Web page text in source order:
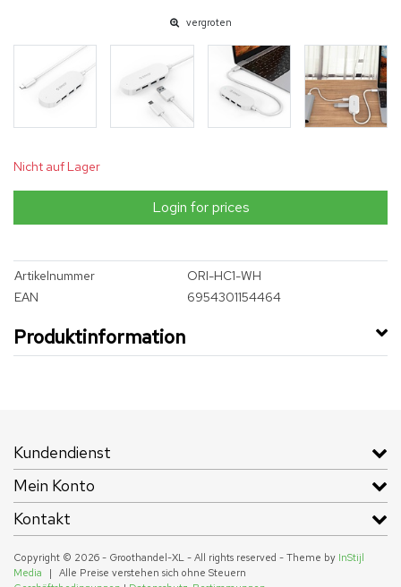
vergroten
Nicht auf Lager
Login for prices
Artikelnummer
ORI-HC1-WH
EAN
6954301154464
Produktinformation
Kundendienst
Mein Konto
Kontakt
Copyright © 2026 - Groothandel-XL - All rights reserved - Theme by InStijl
Media
|
Alle Preise verstehen sich ohne Steuern